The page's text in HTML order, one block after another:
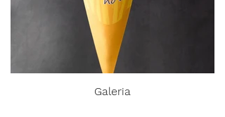
Galeria